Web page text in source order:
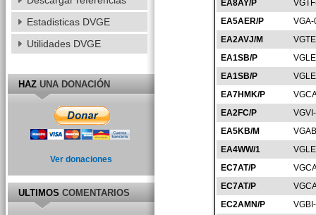
EA8AY/P
EA5AER/P
EA2AVJ/M
EA1SB/P
EA1SB/P
EA7HMK/P
EA2FC/P
EA5KB/M
EA4WW/1
EC7AT/P
EC7AT/P
EC2AMN/P
Estadisticas DVGE
Utilidades DVGE
HAZUNA DONACIÓN
Ver donaciones
ULTIMOSCOMENTARIOS